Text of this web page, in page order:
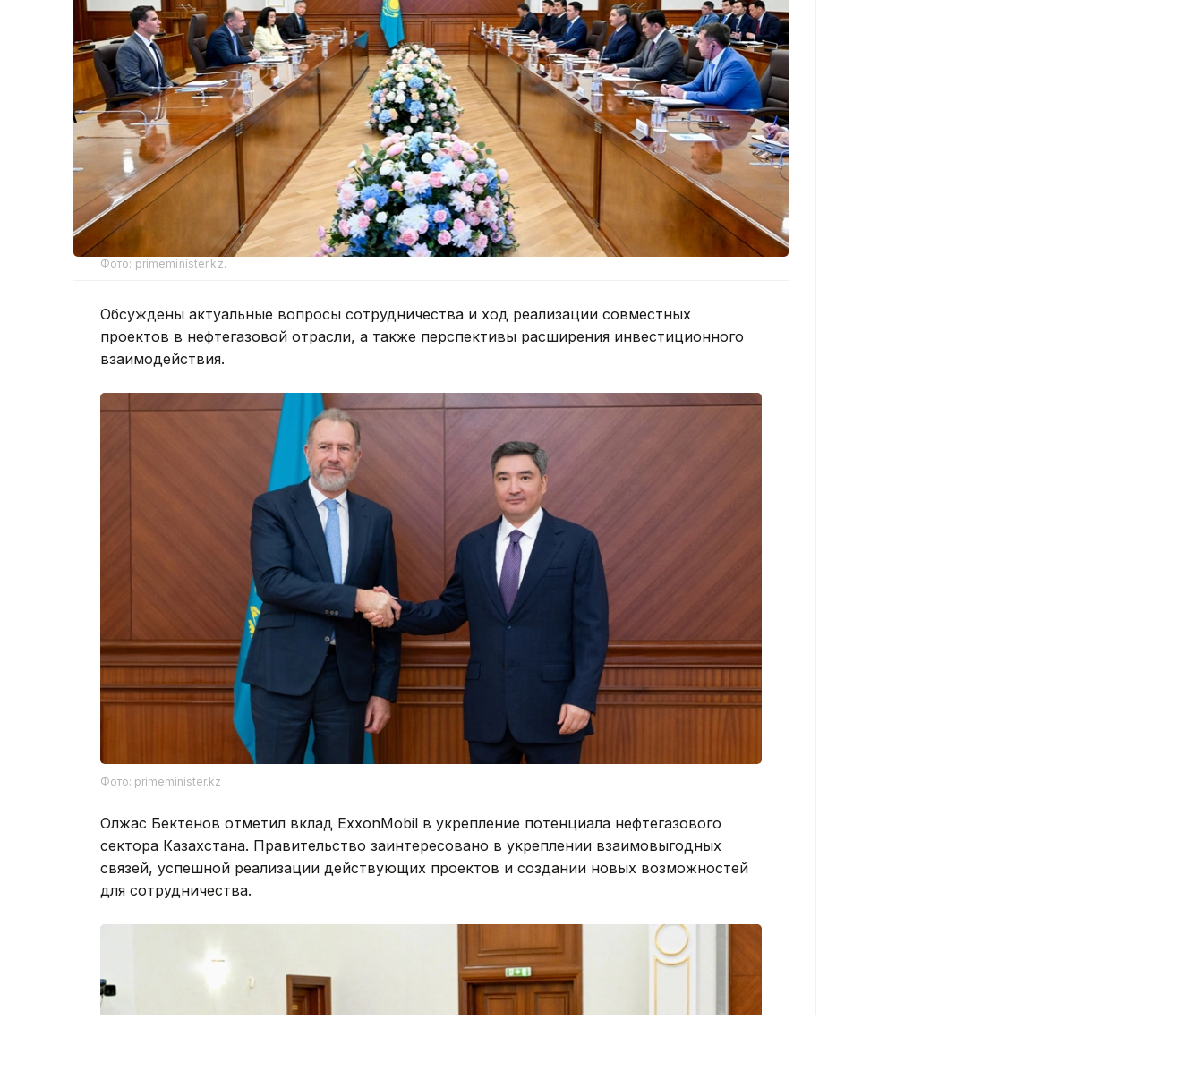
Фото: primeminister.kz.
Обсуждены актуальные вопросы сотрудничества и ход реализации совместных
проектов в нефтегазовой отрасли, а также перспективы расширения инвестиционного
взаимодействия.
Фото: primeminister.kz
Олжас Бектенов отметил вклад ExxonMobil в укрепление потенциала нефтегазового
сектора Казахстана. Правительство заинтересовано в укреплении взаимовыгодных
связей, успешной реализации действующих проектов и создании новых возможностей
для сотрудничества.